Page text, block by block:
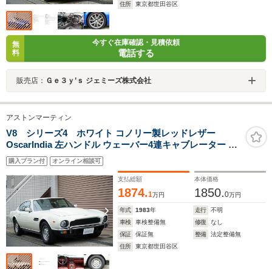
住所
東京都世田谷区
無
料
今すぐ在庫確認・見積依頼
電話する
販売店： Ｇｅ３ｙ’ｓ ジェミーズ株式会社
アストンマーティン
V8 シリーズ4 ホワイト コノリー製レッドレザー
OscarIndia 左ハンドル ウェーバー4連キャブレーター ス
ミス製6連メーター カーリング4ポットキャリパー エアコ
ン パワーステアリング パワーウィンドウ ディーラー車
購入プラン付 オンライン相談可
支払総額
1874.1万円
本体価格
1850.0万円
年式 1983年 走行
不明
車検
車検整備無 修復
なし
保証
保証無 整備
法定整備無
住所
東京都世田谷区